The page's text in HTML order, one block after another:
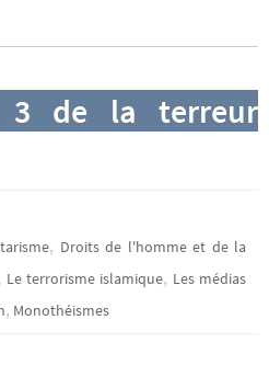
3 de la terreur
, Droits de l'homme et de la
Le terrorisme islamique, Les médias
, Monothéismes